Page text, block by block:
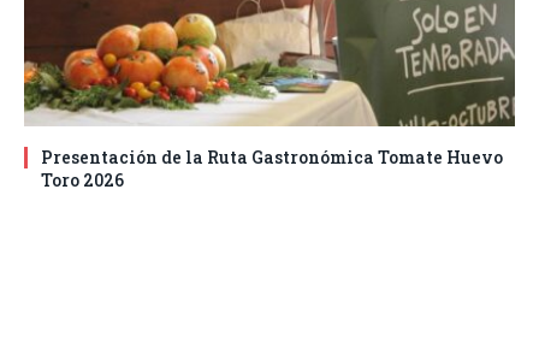
Presentación de la Ruta Gastronómica Tomate Huevo
Toro 2026